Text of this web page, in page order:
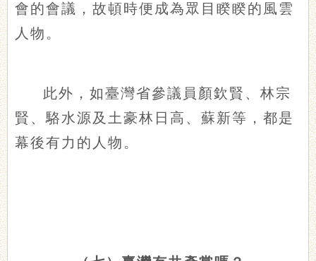
會的會議，故頓時便成為眾目睽睽的風雲
人物。
此外，如臺灣省參議員顏欽賢、林宗
賢、駱水源及土豪林日高、蘇新等，都是
幕後有力的人物。